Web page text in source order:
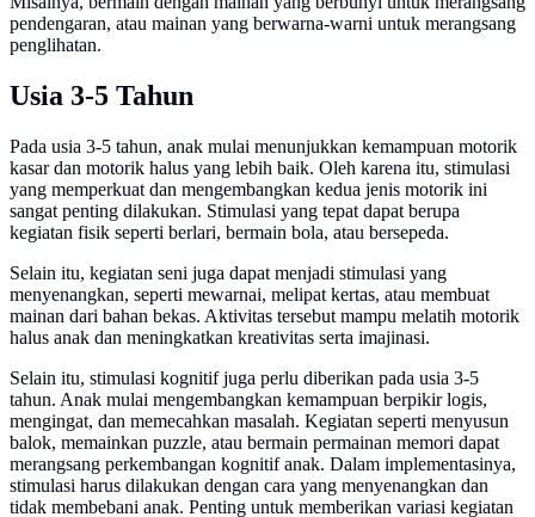
pendengaran, atau mainan yang berwarna-warni untuk merangsang
penglihatan.
Usia 3-5 Tahun
Pada usia 3-5 tahun, anak mulai menunjukkan kemampuan motorik
kasar dan motorik halus yang lebih baik. Oleh karena itu, stimulasi
yang memperkuat dan mengembangkan kedua jenis motorik ini
sangat penting dilakukan. Stimulasi yang tepat dapat berupa
kegiatan fisik seperti berlari, bermain bola, atau bersepeda.
Selain itu, kegiatan seni juga dapat menjadi stimulasi yang
menyenangkan, seperti mewarnai, melipat kertas, atau membuat
mainan dari bahan bekas. Aktivitas tersebut mampu melatih motorik
halus anak dan meningkatkan kreativitas serta imajinasi.
Selain itu, stimulasi kognitif juga perlu diberikan pada usia 3-5
tahun. Anak mulai mengembangkan kemampuan berpikir logis,
mengingat, dan memecahkan masalah. Kegiatan seperti menyusun
balok, memainkan puzzle, atau bermain permainan memori dapat
merangsang perkembangan kognitif anak. Dalam implementasinya,
stimulasi harus dilakukan dengan cara yang menyenangkan dan
tidak membebani anak. Penting untuk memberikan variasi kegiatan